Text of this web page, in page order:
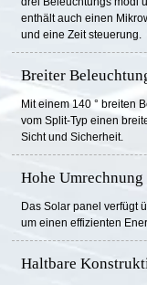
enthält auch einen
und eine Zeit steuerung.
Breiter
Mit einem 140 ° breiten
vom Split-Typ einen
Sicht und Sicherheit.
Hohe Umrechnung
Das Solar panel verfügt
um einen effizienten
Haltbare